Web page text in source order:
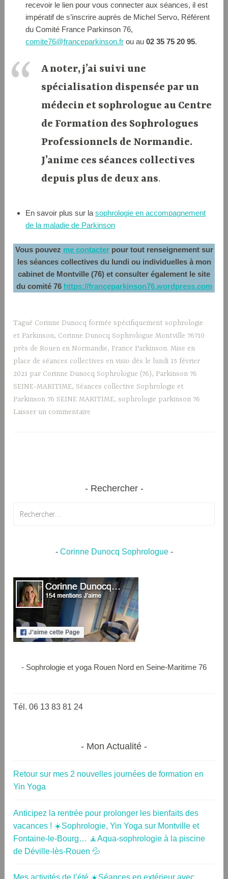
recevoir le lien pour vous connecter aux séances, il est
impératif de s’inscrire auprès de Michel Servo, Référent
du Comité France Parkinson 76,
comite76@franceparkinson.fr ou au02 35 75 20 95.
A noter, j’ai suivi une
spécialisation dispensée par un
médecin et sophrologue au Centre
de Formation des Sophrologues
Professionnels de Normandie.
J’anime ces séances collectives
depuis plus de deux ans.
En savoir plus sur lasophrologie en accompagnement
de la maladie de Parkinson
Vous pouvez me contacterpour tout renseignement sur
les séances collectives du lundi ou individuelles à mon
cabinet de Montville (76) et consulter également le site
du comité 76 https://franceparkinson76.wordpress.com
Tagué Corinne Dunocq formée spécifiquement sophrologie
et Parkinson, Corinne Dunocq Sophrologue Montville 76710
près de Rouen en Normandie, France Parkinson. Mise en
place de séances collectives en visio dès le lundi 15 février
2021 par Corinne Dunocq Sophrologue (76), Parkinson 76
SEINE-MARITIME, Séances collective Sophrologie et
Parkinson 76 SEINE MARITIME,sophrologie parkinson 76
Laisser un commentaire
Rechercher
- Corinne Dunocq Sophrologue-
- Sophrologie et yoga Rouen Nord en Seine-Maritime 76
Tél. 06 13 83 81 24
Mon Actualité
Retour sur mes 2 nouvelles journées de formation en
Yin Yoga
Anticipez la rentrée pour prolonger les bienfaits des
vacances ! ☀️Sophrologie, Yin Yoga sur Montville et
Fontaine-le-Bourg… 🧘Aqua-sophrologie à la piscine
de Déville-lès-Rouen 💦